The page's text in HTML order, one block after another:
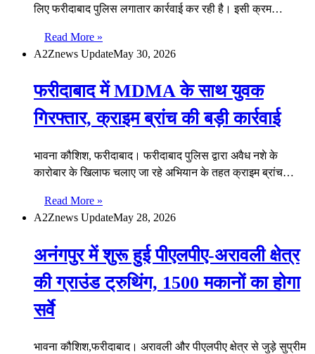
लिए फरीदाबाद पुलिस लगातार कार्रवाई कर रही है। इसी क्रम…
Read More »
A2Znews UpdateMay 30, 2026
फरीदाबाद में MDMA के साथ युवक
गिरफ्तार, क्राइम ब्रांच की बड़ी कार्रवाई
भावना कौशिश, फरीदाबाद। फरीदाबाद पुलिस द्वारा अवैध नशे के
कारोबार के खिलाफ चलाए जा रहे अभियान के तहत क्राइम ब्रांच…
Read More »
A2Znews UpdateMay 28, 2026
अनंगपुर में शुरू हुई पीएलपीए-अरावली क्षेत्र
की ग्राउंड ट्रुथिंग, 1500 मकानों का होगा
सर्वे
भावना कौशिश,फरीदाबाद। अरावली और पीएलपीए क्षेत्र से जुड़े सुप्रीम